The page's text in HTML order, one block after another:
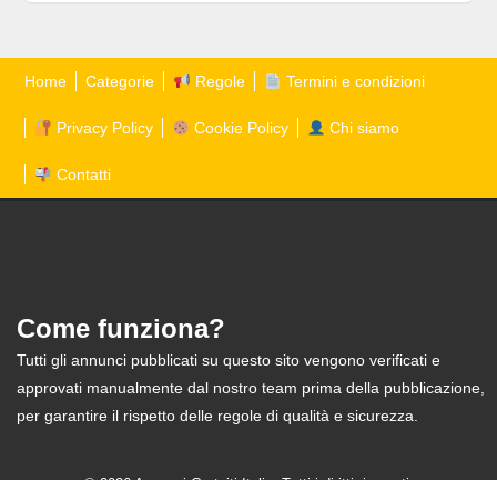
Home Categorie Regole Termini e condizioni
Privacy Policy Cookie Policy Chi siamo
Contatti
Come funziona?
Tutti gli annunci pubblicati su questo sito vengono verificati e
approvati manualmente dal nostro team prima della pubblicazione,
per garantire il rispetto delle regole di qualità e sicurezza.